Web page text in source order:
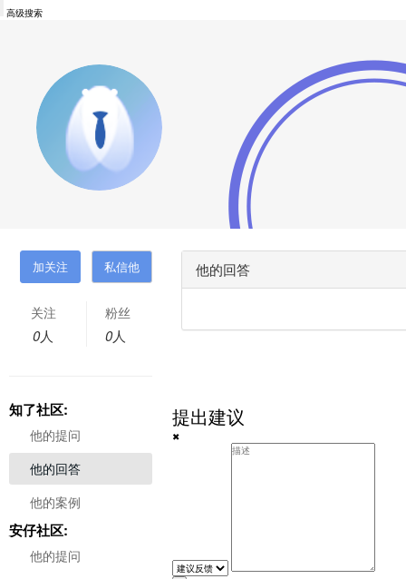
高级搜索
zhiliao_Kn0d0h
经验值：
升级进度
关注
0人
粉丝
0人
知了社区:
他的提问
他的回答
他的案例
安仔社区:
他的提问
他的回答
提出建议
✖